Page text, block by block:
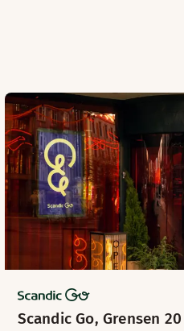
Scandic Go, Grensen 20